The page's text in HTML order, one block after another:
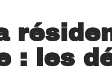
: les